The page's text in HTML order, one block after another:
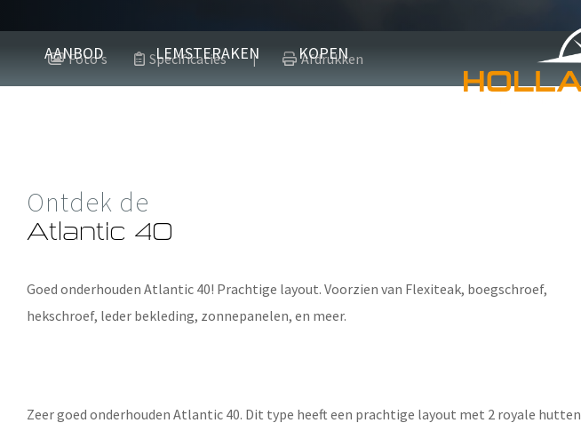
AANBOD LEMSTERAKEN KOPEN
Atlantic 40
Verkocht
Foto's Specificaties | Afdrukken
Ontdek de
Atlantic 40
Goed onderhouden Atlantic 40! Prachtige layout. Voorzien van Flexiteak, boegschroef,
hekschroef, leder bekleding, zonnepanelen, en meer.
Zeer goed onderhouden Atlantic 40. Dit type heeft een prachtige layout met 2 royale hutten